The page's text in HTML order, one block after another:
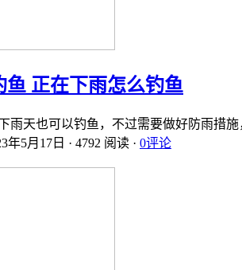
鱼 正在下雨怎么钓鱼
雨天也可以钓鱼，不过需要做好防雨措
年5月17日 · 4792 阅读 · 0评论